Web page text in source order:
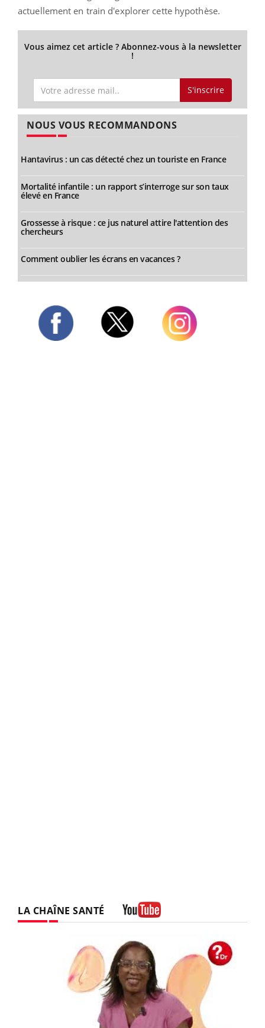
actuellement en train d'explorer cette hypothèse.
Vous aimez cet article ? Abonnez-vous à la newsletter
!
S'inscrire
NOUS VOUS RECOMMANDONS
Hantavirus : un cas détecté chez un touriste en France
Mortalité infantile : un rapport s’interroge sur son taux
élevé en France
Grossesse à risque : ce jus naturel attire l'attention des
chercheurs
Comment oublier les écrans en vacances ?
LA CHAÎNE SANTÉ